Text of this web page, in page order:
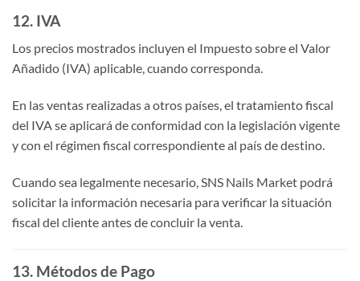
12. IVA
Los precios mostrados incluyen el Impuesto sobre el Valor
Añadido (IVA) aplicable, cuando corresponda.
En las ventas realizadas a otros países, el tratamiento fiscal
del IVA se aplicará de conformidad con la legislación vigente
y con el régimen fiscal correspondiente al país de destino.
Cuando sea legalmente necesario, SNS Nails Market podrá
solicitar la información necesaria para verificar la situación
fiscal del cliente antes de concluir la venta.
13. Métodos de Pago